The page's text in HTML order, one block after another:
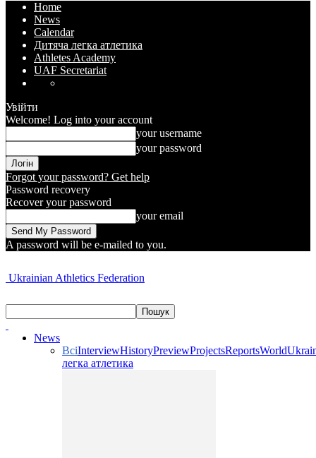
Home
News
Calendar
Дитяча легка атлетика
Athletes Academy
UAF Secretariat
Увійти
Welcome! Log into your account
your username
your password
Forgot your password? Get help
Password recovery
Recover your password
your email
A password will be e-mailed to you.
Ukrainian Athletics Federation
News
ВсіInterviewHistoryPreviewProjectsReportsWorld
легка атлетика